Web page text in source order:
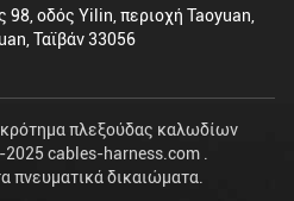
οδός Yilin, περιοχή Taoyuan,
Ταϊβάν 33056
πλεξούδας καλωδίων
cables-harness.com .
πνευματικά δικαιώματα.